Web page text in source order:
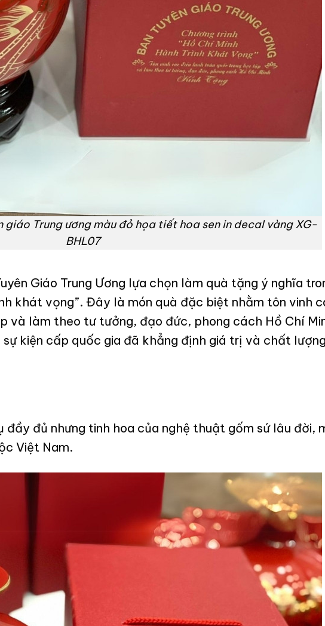
giáo Trung ương màu đỏ họa tiết hoa sen in decal vàng XG-
BHL07
Giáo Trung Ương lựa chọn làm quà tặng ý nghĩa
khát vọng”. Đây là món quà đặc biệt nhằm tôn vinh
và làm theo tư tưởng, đạo đức, phong cách Hồ Chí
kiện cấp quốc gia đã khẳng định giá trị và chất
đầy đủ nhưng tinh hoa của nghệ thuật gốm sứ lâu đời,
Việt Nam.